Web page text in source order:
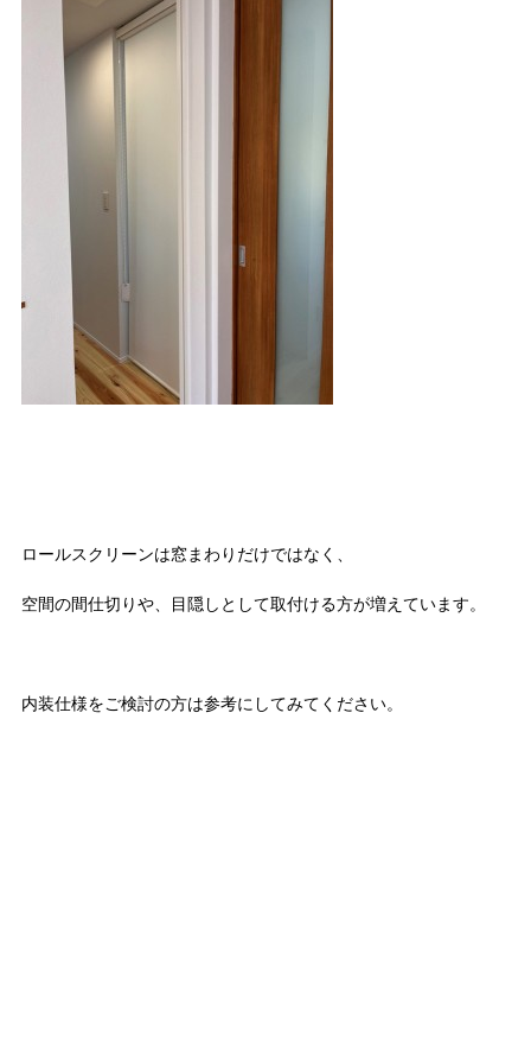
ロールスクリーンは窓まわりだけではなく、
空間の間仕切りや、目隠しとして取付ける方が増えています。
内装仕様をご検討の方は参考にしてみてください。